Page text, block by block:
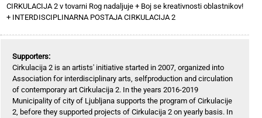
CIRKULACIJA 2 v tovarni Rog nadaljuje + Boj se kreativnosti oblastnikov!
+ INTERDISCIPLINARNA POSTAJA CIRKULACIJA 2
Supporters:
Cirkulacija 2 is an artists' initiative started in 2007, organized into
Association for interdisciplinary arts, selfproduction and circulation
of contemporary art Cirkulacija 2. In the years 2016-2019
Municipality of city of Ljubljana supports the program of Cirkulacije
2, before they supported projects of Cirkulacija 2 on yearly basis. In